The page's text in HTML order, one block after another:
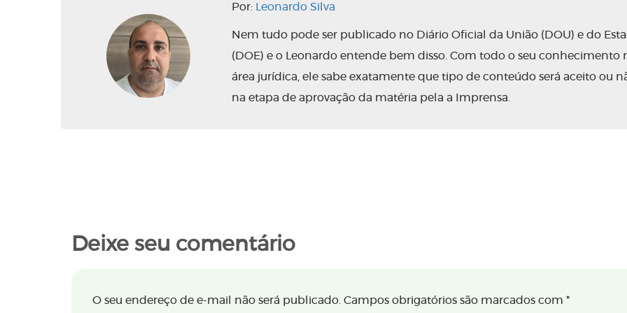
Por: Leonardo Silva
Nem tudo pode ser publicado no Diário Oficial da União (DOU) e do
(DOE) e o Leonardo entende bem disso. Com todo o seu conhecimento
área jurídica, ele sabe exatamente que tipo de conteúdo será aceito ou
na etapa de aprovação da matéria pela a Imprensa.
Deixe seu comentário
O seu endereço de e-mail não será publicado. Campos obrigatórios são marcados com *